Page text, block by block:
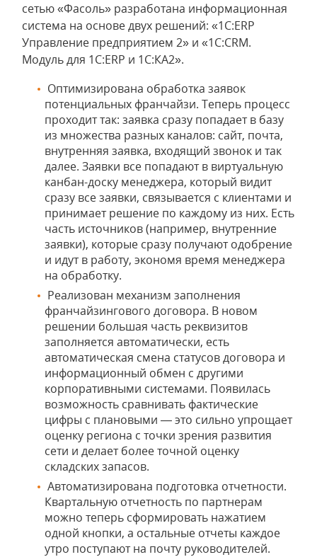
сетью «Фасоль» разработана информационная
система на основе двух решений: «1С:ERP
Управление предприятием 2» и «1С:CRM.
Модуль для 1С:ERP и 1С:КА2».
Оптимизирована обработка заявок
потенциальных франчайзи. Теперь процесс
проходит так: заявка сразу попадает в базу
из множества разных каналов: сайт, почта,
внутренняя заявка, входящий звонок и так
далее. Заявки все попадают в виртуальную
канбан-доску менеджера, который видит
сразу все заявки, связывается с клиентами и
принимает решение по каждому из них. Есть
часть источников (например, внутренние
заявки), которые сразу получают одобрение
и идут в работу, экономя время менеджера
на обработку.
Реализован механизм заполнения
франчайзингового договора. В новом
решении большая часть реквизитов
заполняется автоматически, есть
автоматическая смена статусов договора и
информационный обмен с другими
корпоративными системами. Появилась
возможность сравнивать фактические
цифры с плановыми — это сильно упрощает
оценку региона с точки зрения развития
сети и делает более точной оценку
складских запасов.
Автоматизирована подготовка отчетности.
Квартальную отчетность по партнерам
можно теперь сформировать нажатием
одной кнопки, а остальные отчеты каждое
утро поступают на почту руководителей.